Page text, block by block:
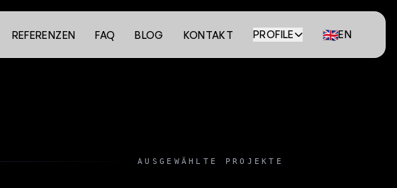
REFERENZEN FAQ BLOG KONTAKT PROFILE 🇬🇧EN
AUSGEWÄHLTE PROJEKTE